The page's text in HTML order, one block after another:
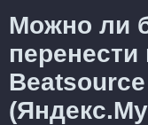
Можно ли
перенести